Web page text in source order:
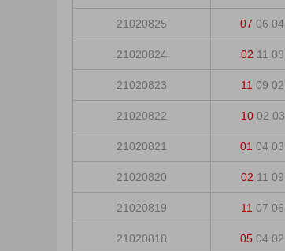
21020825 07 06 04
21020824 02 11 08
21020823 11 09 02
21020822 10 02 03
21020821 01 04 03
21020820 02 11 09
21020819 11 07 06
21020818 05 04 02